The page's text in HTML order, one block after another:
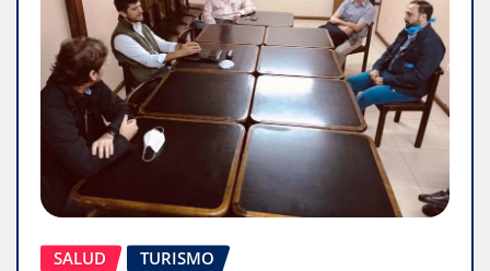
SALUD TURISMO